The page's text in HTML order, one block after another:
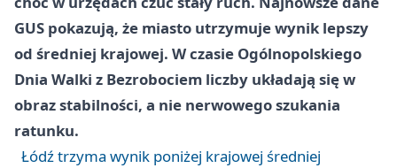
GUS pokazują, że miasto utrzymuje wynik lepszy
od średniej krajowej. W czasie Ogólnopolskiego
Dnia Walki z Bezrobociem liczby układają się w
obraz stabilności, a nie nerwowego szukania
ratunku.
Łódź trzyma wynik poniżej krajowej średniej